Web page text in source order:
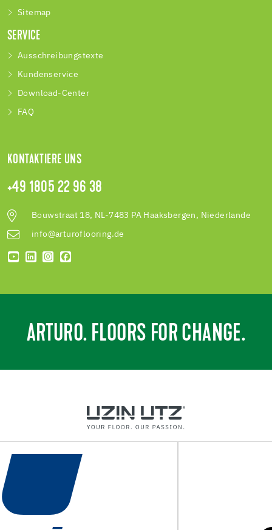
Sitemap
SERVICE
Ausschreibungstexte
Kundenservice
Download-Center
FAQ
KONTAKTIERE UNS
+49 1805 22 96 38
Bouwstraat 18, NL-7483 PA Haaksbergen, Niederlande
info@arturoflooring.de
ARTURO. FLOORS FOR CHANGE.